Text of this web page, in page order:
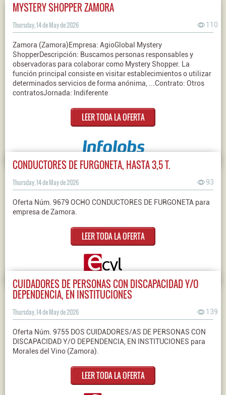
MYSTERY SHOPPER ZAMORA
Thursday, 14 de May de 2026 110
Zamora (Zamora)Empresa: AgioGlobal Mystery
ShopperDescripción: Buscamos personas responsables y
observadoras para colaborar como Mystery Shopper. La
función principal consiste en visitar establecimientos o utilizar
determinados servicios de forma anónima, ...Contrato: Otros
contratosJornada: Indiferente
LEER TODA LA OFERTA
CONDUCTORES DE FURGONETA, HASTA 3,5 T.
Thursday, 14 de May de 2026 93
Oferta Núm. 9679 OCHO CONDUCTORES DE FURGONETA para
empresa de Zamora.
LEER TODA LA OFERTA
CUIDADORES DE PERSONAS CON DISCAPACIDAD Y/O
DEPENDENCIA, EN INSTITUCIONES
Thursday, 14 de May de 2026 139
Oferta Núm. 9755 DOS CUIDADORES/AS DE PERSONAS CON
DISCAPACIDAD Y/O DEPENDENCIA, EN INSTITUCIONES para
Morales del Vino (Zamora).
LEER TODA LA OFERTA